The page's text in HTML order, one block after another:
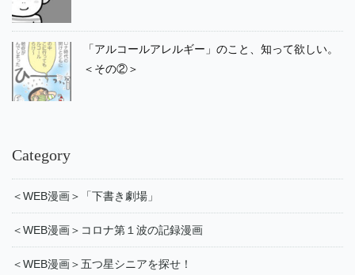
「アルコールアレルギー」のこと、知って欲しい。
＜その②＞
Category
＜WEB漫画＞「下書き劇場」
＜WEB漫画＞コロナ第１波の記録漫画
＜WEB漫画＞五つ星シニアを探せ！